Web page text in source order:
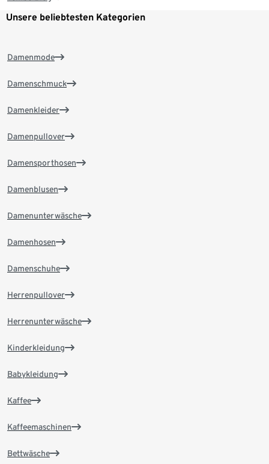
Unsere beliebtesten Kategorien
Damenmode
Damenschmuck
Damenkleider
Damenpullover
Damensporthosen
Damenblusen
Damenunterwäsche
Damenhosen
Damenschuhe
Herrenpullover
Herrenunterwäsche
Kinderkleidung
Babykleidung
Kaffee
Kaffeemaschinen
Bettwäsche